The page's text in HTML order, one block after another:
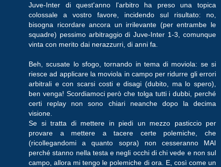
Juve-Inter di quest'anno l'arbitro ha preso una topica
colossale a vostro favore, incidendo sul risultato: no,
bisogna ricordare ancora un irrilevante (per entrambe le
squadre) pessimo arbitraggio di Juve-Inter 1-3, comunque
vinta con merito dai nerazzurri, di anni fa.
Beh, scusate lo sfogo, tornando in tema di moviola: se si
riesce ad applicare la moviola in campo per ridurre gli errori
arbitrali e con scarsi costi e disagi (dubito, ma lo spero),
ben venga! Scordiamoci però che tolga tutti i dubbi, perché
certi replay non sono chiari neanche dopo la decima
visione.
Se si tratta di mettere in piedi un mezzo pasticcio per
provare a mettere a tacere certe polemiche, che
(ricollegandomi a quanto sopra) non cesseranno MAI
perché stanno nella testa e negli occhi di chi vede e non sul
campo, allora mi tengo le polemiche di ora. E, così come un